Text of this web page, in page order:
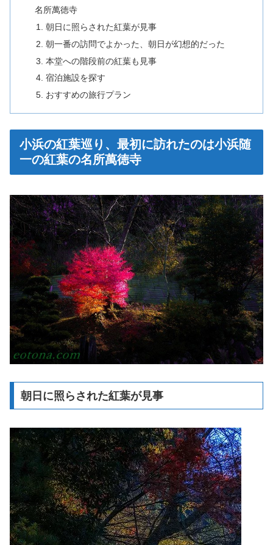
名所萬徳寺
朝日に照らされた紅葉が見事
朝一番の訪問でよかった、朝日が幻想的だった
本堂への階段前の紅葉も見事
宿泊施設を探す
おすすめの旅行プラン
小浜の紅葉巡り、最初に訪れたのは小浜随
一の紅葉の名所萬徳寺
朝日に照らされた紅葉が見事